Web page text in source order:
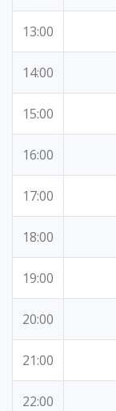
13:00
14:00
15:00
16:00
17:00
18:00
19:00
20:00
21:00
22:00